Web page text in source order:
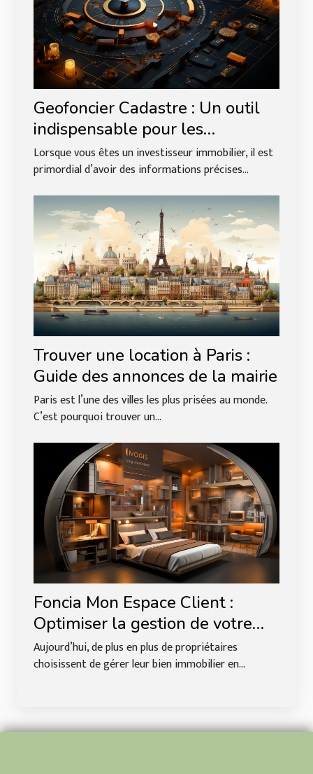
Geofoncier Cadastre : Un outil
indispensable pour les
investisseurs immobiliers
Lorsque vous êtes un investisseur immobilier, il est
primordial d’avoir des informations précises...
Trouver une location à Paris :
Guide des annonces de la mairie
Paris est l’une des villes les plus prisées au monde.
C’est pourquoi trouver un...
Foncia Mon Espace Client :
Optimiser la gestion de votre
bien immobilier
Aujourd’hui, de plus en plus de propriétaires
choisissent de gérer leur bien immobilier en...